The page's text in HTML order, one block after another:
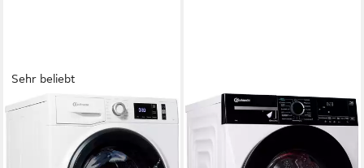
Sehr beliebt
BAUKNECHT
Waschmaschine Super Eco
BAUKNECHT
Waschmaschine B WM Smart